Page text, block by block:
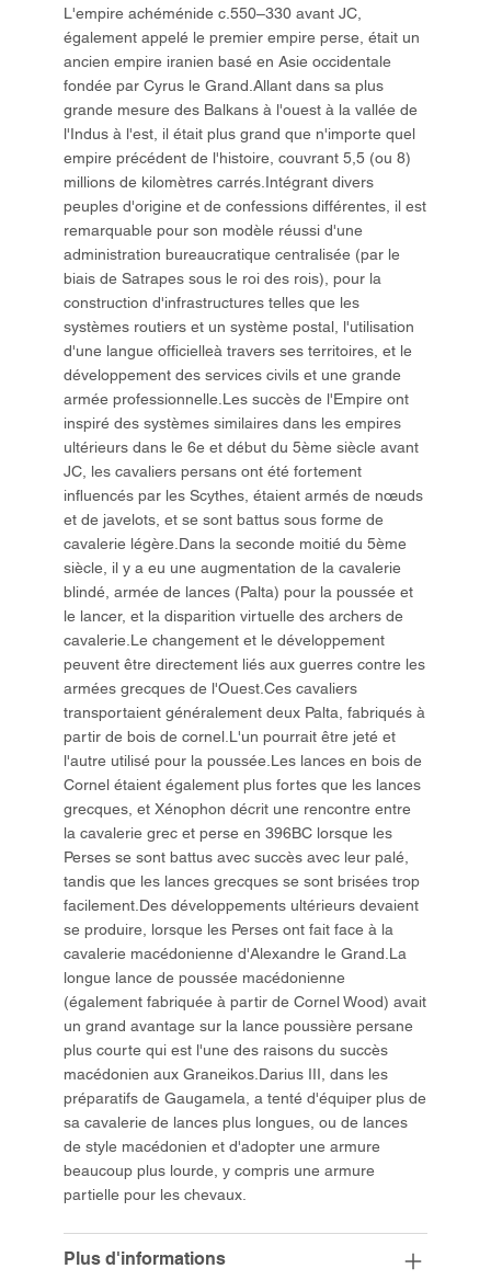
L'empire achéménide c.550–330 avant JC,
également appelé le premier empire perse, était un
ancien empire iranien basé en Asie occidentale
fondée par Cyrus le Grand.Allant dans sa plus
grande mesure des Balkans à l'ouest à la vallée de
l'Indus à l'est, il était plus grand que n'importe quel
empire précédent de l'histoire, couvrant 5,5 (ou 8)
millions de kilomètres carrés.Intégrant divers
peuples d'origine et de confessions différentes, il est
remarquable pour son modèle réussi d'une
administration bureaucratique centralisée (par le
biais de Satrapes sous le roi des rois), pour la
construction d'infrastructures telles que les
systèmes routiers et un système postal, l'utilisation
d'une langue officielleà travers ses territoires, et le
développement des services civils et une grande
armée professionnelle.Les succès de l'Empire ont
inspiré des systèmes similaires dans les empires
ultérieurs dans le 6e et début du 5ème siècle avant
JC, les cavaliers persans ont été fortement
influencés par les Scythes, étaient armés de nœuds
et de javelots, et se sont battus sous forme de
cavalerie légère.Dans la seconde moitié du 5ème
siècle, il y a eu une augmentation de la cavalerie
blindé, armée de lances (Palta) pour la poussée et
le lancer, et la disparition virtuelle des archers de
cavalerie.Le changement et le développement
peuvent être directement liés aux guerres contre les
armées grecques de l'Ouest.Ces cavaliers
transportaient généralement deux Palta, fabriqués à
partir de bois de cornel.L'un pourrait être jeté et
l'autre utilisé pour la poussée.Les lances en bois de
Cornel étaient également plus fortes que les lances
grecques, et Xénophon décrit une rencontre entre
la cavalerie grec et perse en 396BC lorsque les
Perses se sont battus avec succès avec leur palé,
tandis que les lances grecques se sont brisées trop
facilement.Des développements ultérieurs devaient
se produire, lorsque les Perses ont fait face à la
cavalerie macédonienne d'Alexandre le Grand.La
longue lance de poussée macédonienne
(également fabriquée à partir de Cornel Wood) avait
un grand avantage sur la lance poussière persane
plus courte qui est l'une des raisons du succès
macédonien aux Graneikos.Darius III, dans les
préparatifs de Gaugamela, a tenté d'équiper plus de
sa cavalerie de lances plus longues, ou de lances
de style macédonien et d'adopter une armure
beaucoup plus lourde, y compris une armure
partielle pour les chevaux.
Plus d'informations